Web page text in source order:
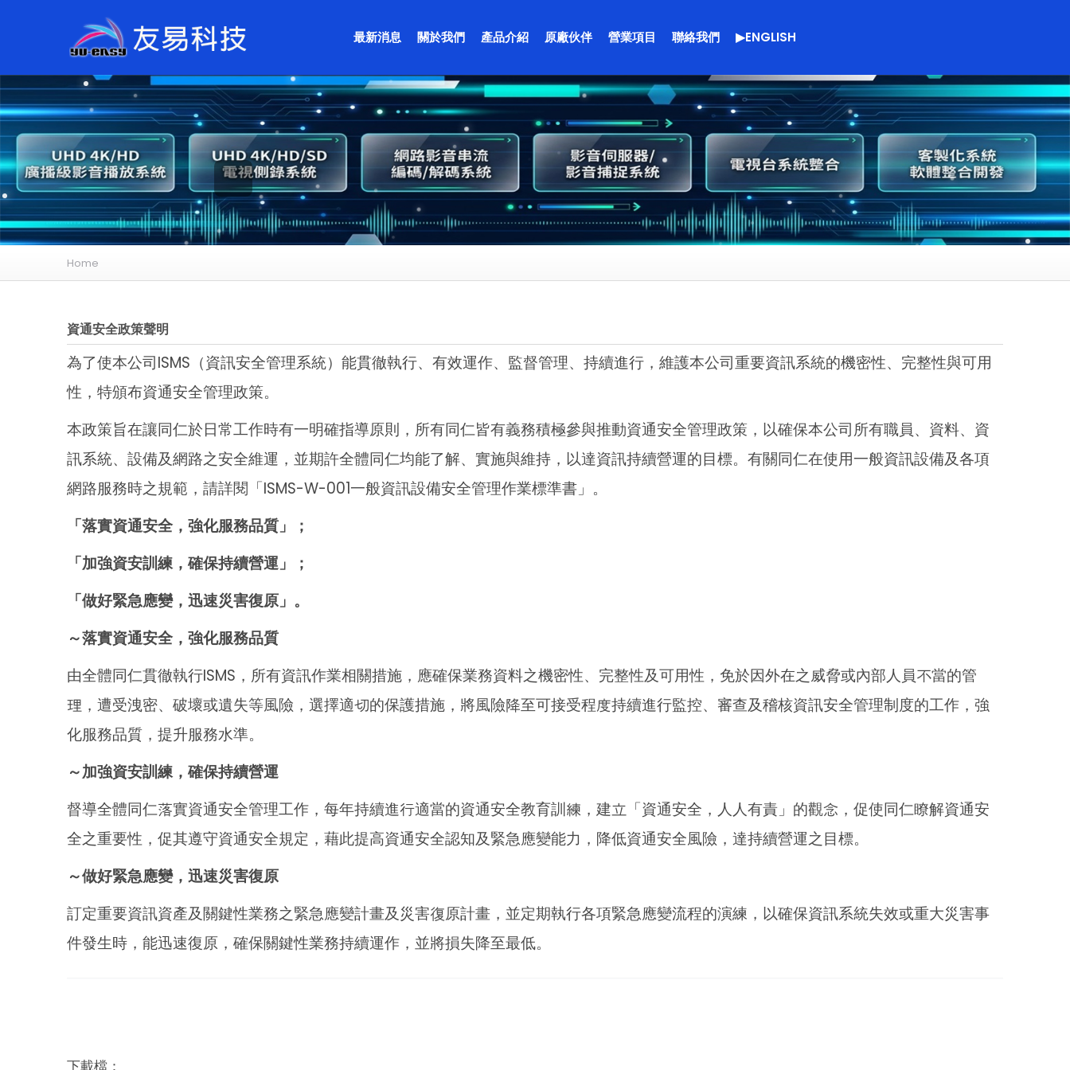
最新消息 關於我們 產品介紹 原廠伙伴 營業項目 聯絡我們 ▶ENGLISH
Home
資通安全政策聲明
為了使本公司ISMS （資訊安全管理系統）能貫徹執行、有效運作、監督管理、持續進行，維護本公司重要資訊系統的機密性、完整性與可用
性，特頒布資通安全管理政策。
本政策旨在讓同仁於日常工作時有一明確指導原則，所有同仁皆有義務積極參與推動資通安全管理政策，以確保本公司所有職員、資料、資
訊系統、設備及網路之安全維運，並期許全體同仁均能了解、實施與維持，以達資訊持續營運的目標。有關同仁在使用一般資訊設備及各項
網路服務時之規範，請詳閱「ISMS-W-001一般資訊設備安全管理作業標準書」。
「落實資通安全，強化服務品質」；
「加強資安訓練，確保持續營運」；
「做好緊急應變，迅速災害復原」。
～落實資通安全，強化服務品質
由全體同仁貫徹執行ISMS ，所有資訊作業相關措施，應確保業務資料之機密性、完整性及可用性，免於因外在之威脅或內部人員不當的管
理，遭受洩密、破壞或遺失等風險，選擇適切的保護措施，將風險降至可接受程度持續進行監控、審查及稽核資訊安全管理制度的工作，強
化服務品質，提升服務水準。
～加強資安訓練，確保持續營運
督導全體同仁落實資通安全管理工作，每年持續進行適當的資通安全教育訓練，建立「資通安全，人人有責」的觀念，促使同仁瞭解資通安
全之重要性，促其遵守資通安全規定，藉此提高資通安全認知及緊急應變能力，降低資通安全風險，達持續營運之目標。
～做好緊急應變，迅速災害復原
訂定重要資訊資產及關鍵性業務之緊急應變計畫及災害復原計畫，並定期執行各項緊急應變流程的演練，以確保資訊系統失效或重大災害事
件發生時，能迅速復原，確保關鍵性業務持續運作，並將損失降至最低。
下載檔：